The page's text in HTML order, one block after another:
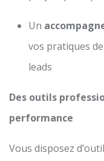
Un
vos pratiques
leads
Des outils
performance
Vous disposez